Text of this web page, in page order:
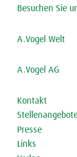
Besuchen Sie
A.Vogel Welt
A.Vogel AG
Kontakt
Presse
Links